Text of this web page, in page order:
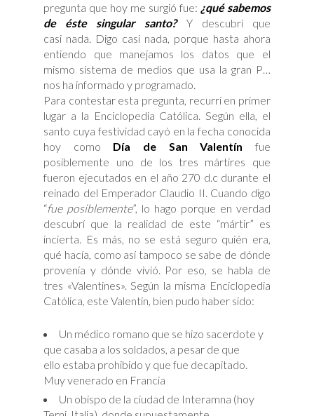
pregunta que hoy me surgió fue: ¿qué sabemos
de éste singular santo?Y descubrí que
casi nada. Digo casi nada, porque hasta ahora
entiendo que manejamos los datos que el
mismo sistema de medios que usa la gran P…
nos ha informado y programado.
Para contestar esta pregunta, recurrí en primer
lugar a la Enciclopedia Católica. Según ella, el
santo cuya festividad cayó en la fecha conocida
hoy como Día de San Valentín fue
posiblemente uno de los tres mártires que
fueron ejecutados en el año 270 d.c durante el
reinado del Emperador Claudio II. Cuando digo
“fue posiblemente”, lo hago porque en verdad
descubrí que la realidad de este “mártir” es
incierta. Es más, no se está seguro quién era,
qué hacía, como así tampoco se sabe de dónde
provenía y dónde vivió. Por eso, se habla de
tres «Valentines». Según la misma Enciclopedia
Católica, este Valentín, bien pudo haber sido:
Un médico romano que se hizo sacerdote y
que casaba a los soldados, a pesar de que
ello estaba prohibido y que fue decapitado.
Muy venerado en Francia
Un obispo de la ciudad de Interamna (hoy